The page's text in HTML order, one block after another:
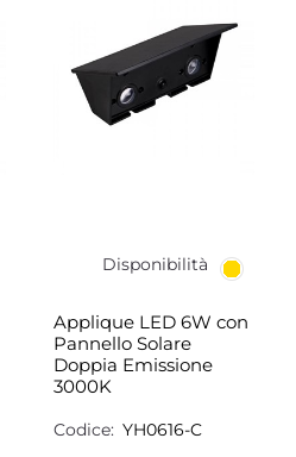
Disponibilità
Applique LED 6W con
Pannello Solare
Doppia Emissione
3000K
Codice: YH0616-C